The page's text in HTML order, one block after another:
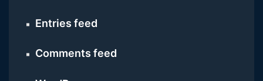
Entries feed
Comments feed